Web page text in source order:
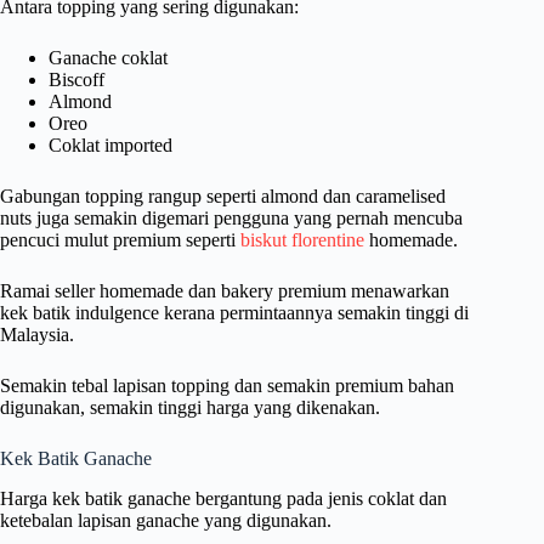
Antara topping yang sering digunakan:
Ganache coklat
Biscoff
Almond
Oreo
Coklat imported
Gabungan topping rangup seperti almond dan caramelised
nuts juga semakin digemari pengguna yang pernah mencuba
pencuci mulut premium seperti biskut florentine homemade.
Ramai seller homemade dan bakery premium menawarkan
kek batik indulgence kerana permintaannya semakin tinggi di
Malaysia.
Semakin tebal lapisan topping dan semakin premium bahan
digunakan, semakin tinggi harga yang dikenakan.
Kek Batik Ganache
Harga kek batik ganache bergantung pada jenis coklat dan
ketebalan lapisan ganache yang digunakan.